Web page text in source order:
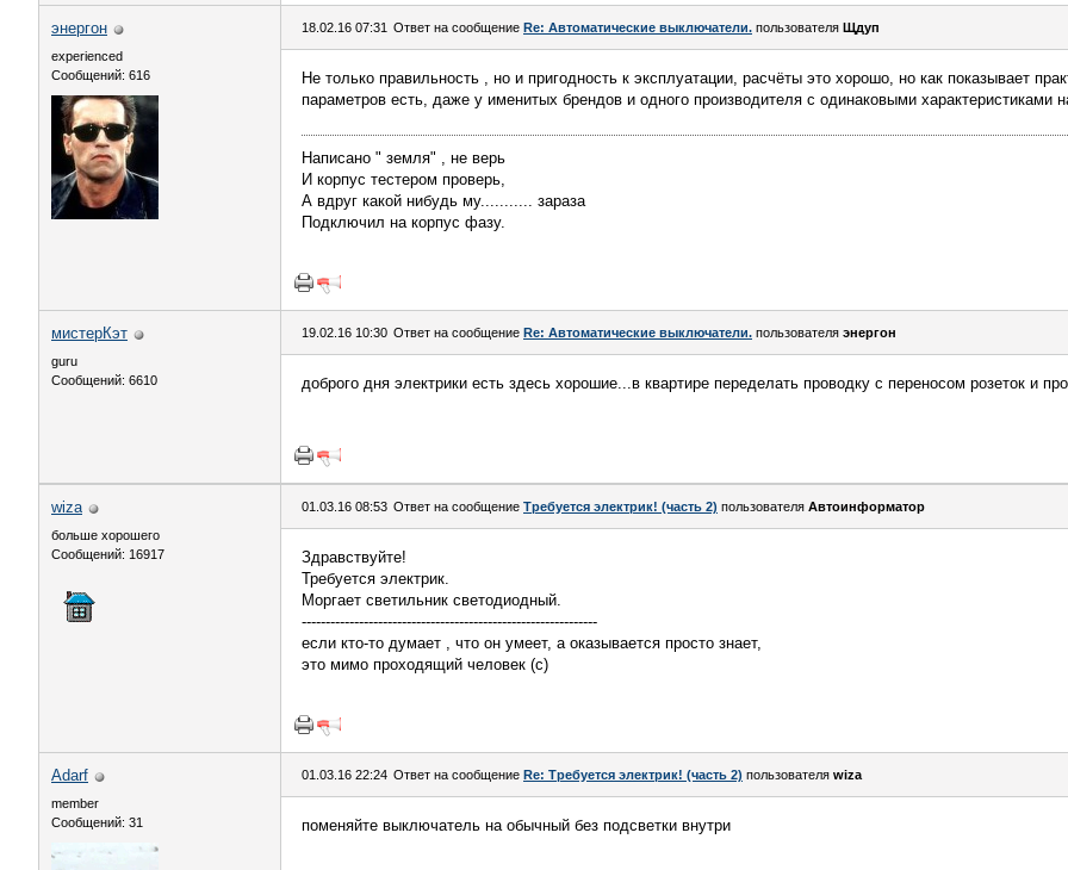
энергон
experienced
Сообщений: 616
18.02.16 07:31 Ответ на сообщение Re: Автоматические выключатели. пользователя Щдуп
Не только правильность , но и пригодность к эксплуатации, расчёты это хорошо, но как показывает
параметров есть, даже у именитых брендов и одного производителя с одинаковыми характеристиками
Написано " земля" , не верь
И корпус тестером проверь,
А вдруг какой нибудь му........... зараза
Подключил на корпус фазу.
мистерКэт
guru
Сообщений: 6610
19.02.16 10:30 Ответ на сообщение Re: Автоматические выключатели. пользователя энергон
доброго дня электрики есть здесь хорошие...в квартире переделать проводку с переносом розеток и
wiza
больше хорошего
Сообщений: 16917
01.03.16 08:53 Ответ на сообщение Требуется электрик! (часть 2) пользователя Автоинформатор
Здравствуйте!
Требуется электрик.
Моргает светильник светодиодный.
--------------------------------------------------------------
если кто-то думает , что он умеет, а оказывается просто знает,
это мимо проходящий человек (с)
Adarf
member
Сообщений: 31
01.03.16 22:24 Ответ на сообщение Re: Требуется электрик! (часть 2) пользователя wiza
поменяйте выключатель на обычный без подсветки внутри